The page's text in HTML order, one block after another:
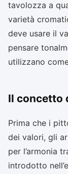
tavolozza a
varietà
deve usare il
pensare
utilizzano
Il concetto
Prima che i
dei valori, gli
per l’armonia
introdotto